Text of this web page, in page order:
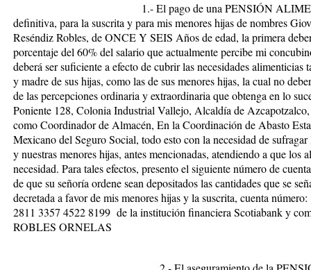
1.- El pago de una PENSIÓN
definitiva, para la suscrita y para mis menores hijas de nombres
Reséndiz Robles, de ONCE Y SEIS Años de edad, la primera
porcentaje del 60% del salario que actualmente percibe mi
deberá ser suficiente a efecto de cubrir las necesidades
y madre de sus hijas, como las de sus menores hijas, la cual no
de las percepciones ordinaria y extraordinaria que obtenga en lo
Poniente 128, Colonia Industrial Vallejo, Alcaldía de
como Coordinador de Almacén, En la Coordinación de Abasto
Mexicano del Seguro Social, todo esto con la necesidad de
y nuestras menores hijas, antes mencionadas, atendiendo a que
necesidad. Para tales efectos, presento el siguiente número de
de que su señoría ordene sean depositados las cantidades que se
decretada a favor de mis menores hijas y la suscrita, cuenta
2811 3357 4522 8199 de la institución financiera Scotiabank y
ROBLES ORNELAS